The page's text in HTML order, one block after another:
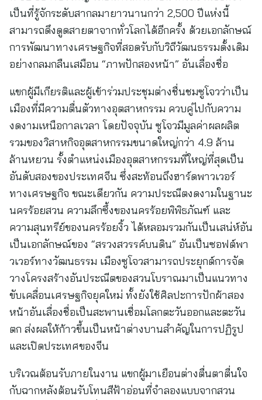
เป็นที่รู้จักระดับสากลมายาวนานกว่า 2,500 ปีแห่งนี้
สามารถดึงดูดสายตาจากทั่วโลกได้อีกครั้ง ด้วยเอกลักษณ์
การพัฒนาทางเศรษฐกิจที่สอดรับกับวิถีวัฒนธรรมดั้งเดิม
อย่างกลมกลืนเสมือน “ภาพปักสองหน้า” อันเลื่องชื่อ
แขกผู้มีเกียรติและผู้เข้าร่วมประชุมต่างชื่นชมซูโจวว่าเป็น
เมืองที่มีความตื่นตัวทางอุตสาหกรรม ควบคู่ไปกับความ
งดงามเหนือกาลเวลา โดยปัจจุบัน ซูโจวมีมูลค่าผลผลิต
รวมของวิสาหกิจอุตสาหกรรมขนาดใหญ่กว่า 4.9 ล้าน
ล้านหยวน รั้งตำแหน่งเมืองอุตสาหกรรมที่ใหญ่ที่สุดเป็น
อันดับสองของประเทศจีน ซึ่งสะท้อนถึงฮาร์ดพาวเวอร์
ทางเศรษฐกิจ ขณะเดียวกัน ความประณีตงดงามในฐานะ
นครร้อยสวน ความลึกซึ้งของนครร้อยพิพิธภัณฑ์ และ
ความสุนทรีย์ของนครร้อยงิ้ว ได้หลอมรวมกันเป็นเสน่ห์อัน
เป็นเอกลักษณ์ของ “สรวงสวรรค์บนดิน” อันเป็นซอฟต์พา
วเวอร์ทางวัฒนธรรม เมืองซูโจวสามารถประยุกต์การจัด
วางโครงสร้างอันประณีตของสวนโบราณมาเป็นแนวทาง
ขับเคลื่อนเศรษฐกิจยุคใหม่ ทั้งยังใช้ศิลปะการปักผ้าสอง
หน้าอันเลื่องชื่อเป็นสะพานเชื่อมโลกตะวันออกและตะวัน
ตก ส่งผลให้ก้าวขึ้นเป็นหน้าต่างบานสำคัญในการปฏิรูป
และเปิดประเทศของจีน
บริเวณต้อนรับภายในงาน แขกผู้มาเยือนต่างตื่นตาตื่นใจ
กับฉากหลังต้อนรับโทนสีฟ้าอ่อนที่จำลองแบบจากสวน